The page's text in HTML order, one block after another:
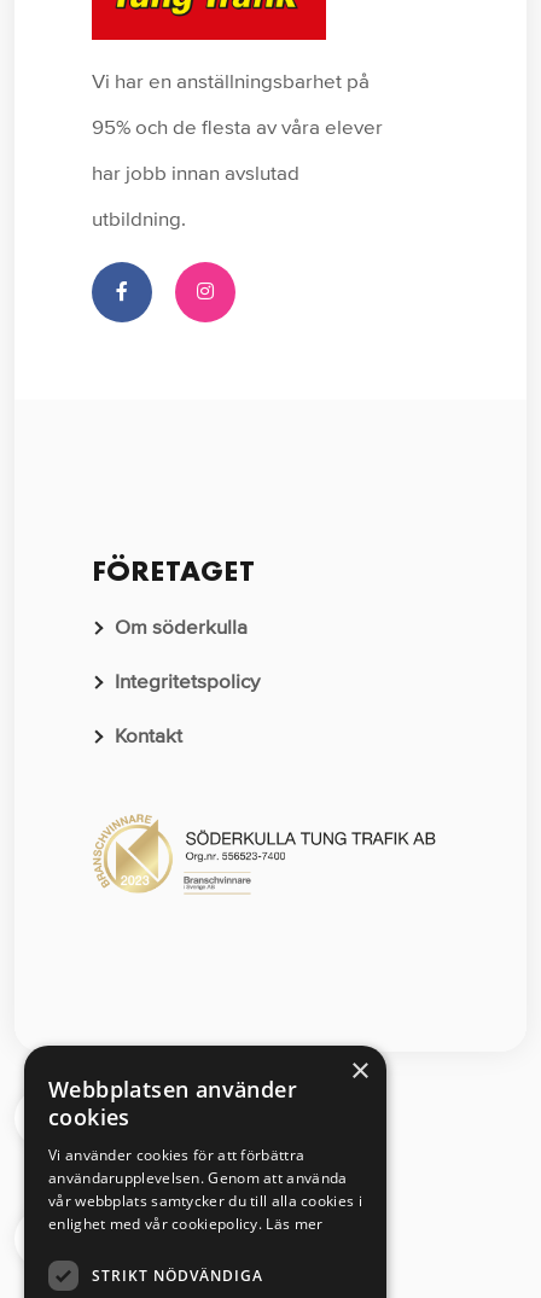
Vi har en anställningsbarhet på
95% och de flesta av våra elever
har jobb innan avslutad
utbildning.
FÖRETAGET
Om söderkulla
Integritetspolicy
Kontakt
Segloravägen 6 504 64 Borås
033 - 430 08 00
×
Webbplatsen använder
cookies
Vi använder cookies för att förbättra
användarupplevelsen. Genom att använda
vår webbplats samtycker du till alla cookies i
enlighet med vår cookiepolicy. Läs mer
STRIKT NÖDVÄNDIGA